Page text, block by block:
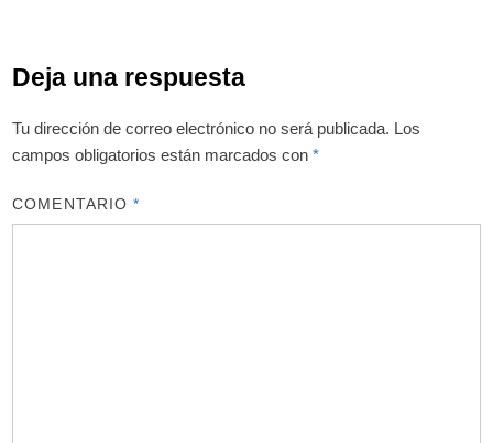
Deja una respuesta
Tu dirección de correo electrónico no será publicada. Los
campos obligatorios están marcados con*
COMENTARIO*